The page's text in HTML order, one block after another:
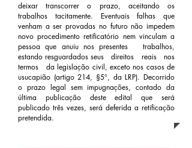
deixar transcorrer o prazo, aceitando os
trabalhos tacitamente. Eventuais falhas que
venham a ser provadas no futuro não impedem
novo procedimento retificatório nem vinculam a
pessoa que anuiu nos presentes trabalhos,
estando resguardados seus direitos reais nos
termos da legislação civil, exceto nos casos de
usucapião (artigo 214, §5°, da LRP). Decorrido
o prazo legal sem impugnações, contado da
última publicação deste edital que será
publicado três vezes, será deferida a retificação
pretendida.